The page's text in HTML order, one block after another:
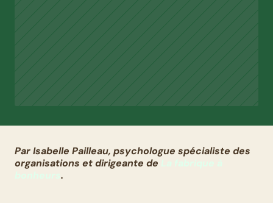
Par Isabelle Pailleau, psychologue spécialiste des
organisations et dirigeante de
.